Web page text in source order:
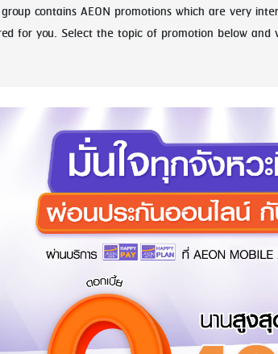
contains AEON promotions which are very
for you. Select the topic of promotion below and